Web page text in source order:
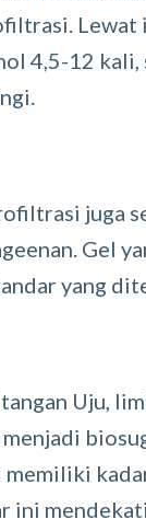
Lewat
4,5-12
juga
Gel
yang
Uju,
memiliki
ini